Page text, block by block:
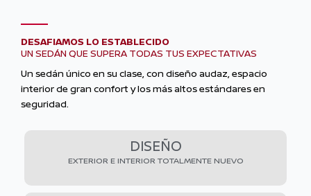
DESAFIAMOS LO ESTABLECIDO
UN SEDÁN QUE SUPERA TODAS TUS EXPECTATIVAS
Un sedán único en su clase, con diseño audaz, espacio
interior de gran confort y los más altos estándares en
seguridad.
DISEÑO
EXTERIOR E INTERIOR TOTALMENTE NUEVO